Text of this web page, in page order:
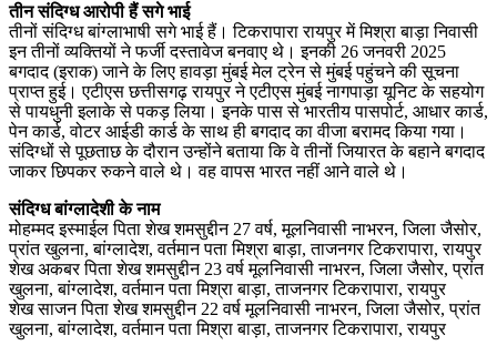
तीन संदिग्ध आरोपी हैं सगे भाई
तीनों संदिग्ध बांग्लाभाषी सगे भाई हैं। टिकरापारा रायपुर में मिश्रा बाड़ा निवासी
इन तीनों व्यक्तियों ने फर्जी दस्तावेज बनवाए थे। इनकी 26 जनवरी 2025
बगदाद (इराक) जाने के लिए हावड़ा मुंबई मेल ट्रेन से मुंबई पहुंचने की सूचना
प्राप्त हुई। एटीएस छत्तीसगढ़ रायपुर ने एटीएस मुंबई नागपाड़ा यूनिट के सहयोग
से पायधुनी इलाके से पकड़ लिया। इनके पास से भारतीय पासपोर्ट, आधार कार्ड,
पेन कार्ड, वोटर आईडी कार्ड के साथ ही बगदाद का वीजा बरामद किया गया।
संदिग्धों से पूछताछ के दौरान उन्होंने बताया कि वे तीनों जियारत के बहाने बगदाद
जाकर छिपकर रुकने वाले थे। वह वापस भारत नहीं आने वाले थे।
संदिग्ध बांग्लादेशी के नाम
मोहम्मद इस्माईल पिता शेख शमसुद्दीन 27 वर्ष, मूलनिवासी नाभरन, जिला जैसोर,
प्रांत खुलना, बांग्लादेश, वर्तमान पता मिश्रा बाड़ा, ताजनगर टिकरापारा, रायपुर
शेख अकबर पिता शेख शमसुद्दीन 23 वर्ष मूलनिवासी नाभरन, जिला जैसोर, प्रांत
खुलना, बांग्लादेश, वर्तमान पता मिश्रा बाड़ा, ताजनगर टिकरापारा, रायपुर
शेख साजन पिता शेख शमसुद्दीन 22 वर्ष मूलनिवासी नाभरन, जिला जैसोर, प्रांत
खुलना, बांग्लादेश, वर्तमान पता मिश्रा बाड़ा, ताजनगर टिकरापारा, रायपुर